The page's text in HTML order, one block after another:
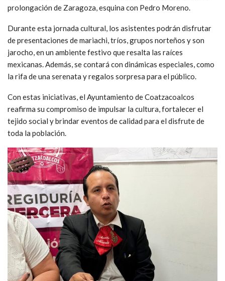
prolongación de Zaragoza, esquina con Pedro Moreno.
Durante esta jornada cultural, los asistentes podrán disfrutar
de presentaciones de mariachi, tríos, grupos norteños y son
jarocho, en un ambiente festivo que resalta las raíces
mexicanas. Además, se contará con dinámicas especiales, como
la rifa de una serenata y regalos sorpresa para el público.
Con estas iniciativas, el Ayuntamiento de Coatzacoalcos
reafirma su compromiso de impulsar la cultura, fortalecer el
tejido social y brindar eventos de calidad para el disfrute de
toda la población.